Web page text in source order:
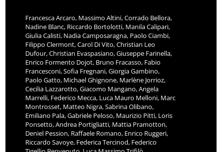
Francesca Arcaro, Massimo Altini, Corrado Bellora,
Nadine Blanc, Riccardo Bortolotti, Manila Calipari,
Giulia Calisti, Nadia Camposaragna, Paolo Ciambi,
Filippo Clermont, Carol Di Vito, Christian Leo
Dufour, Christian Evaspasiano, Giuseppe Farinella,
Enrico Formento Dojot, Bruno Fracasso, Fabio
Francesconi, Sofia Fregnani, Giorgia Gambino,
Paolo Gatto, Michael Ghignone, Marlène Jorrioz,
Cecilia Lazzarotto, Giacomo Mangano, Angela
Marrelli, Federico Mecca, Luca Mauro Melloni, Marc
Montrosset, Matteo Nigra, Sabrina Olibano,
Emiliano Pala, Gabriele Peloso, Maurizio Pitti, Loris
Ponsetto, Andrea Portigliatti, Mattia Pramotton,
Deniel Pession, Raffaele Romano, Enrico Ruggeri,
Riccardo Savoye, Federica Tercinod, Federico